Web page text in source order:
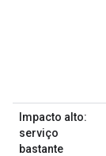
Impacto alto:
serviço
bastante